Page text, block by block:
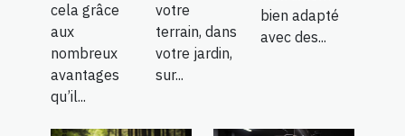
cela grâce
aux
nombreux
avantages
qu’il...
votre
terrain, dans
votre jardin,
sur...
bien adapté
avec des...